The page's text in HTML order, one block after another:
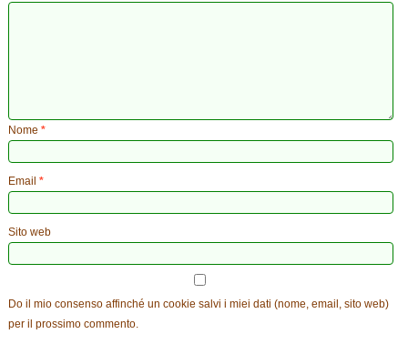
Nome*
Email*
Sito web
Do il mio consenso affinché un cookie salvi i miei dati (nome, email, sito web)
per il prossimo commento.